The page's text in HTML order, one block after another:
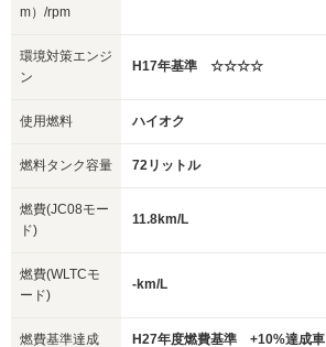
m）/rpm
環境対策エンジ
ン
H17年基準 ☆☆☆☆
使用燃料 ハイオク
燃料タンク容量 72リットル
燃費(JC08モー
ド)
11.8km/L
燃費(WLTCモ
ード)
-km/L
燃費基準達成 H27年度燃費基準 +10%達成車